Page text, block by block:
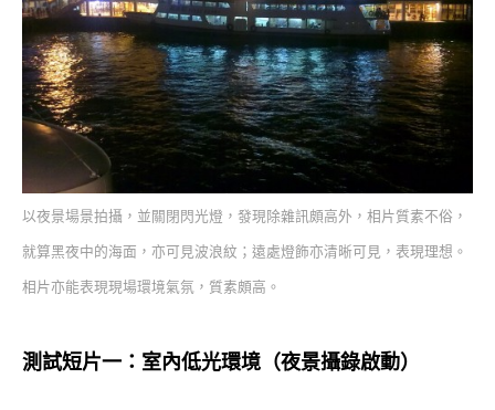
以夜景場景拍攝，並關閉閃光燈，發現除雜訊頗高外，相片質素不俗，
就算黑夜中的海面，亦可見波浪紋；遠處燈飾亦清晰可見，表現理想。
相片亦能表現現場環境氣氛，質素頗高。
測試短片一：室內低光環境（夜景攝錄啟動）